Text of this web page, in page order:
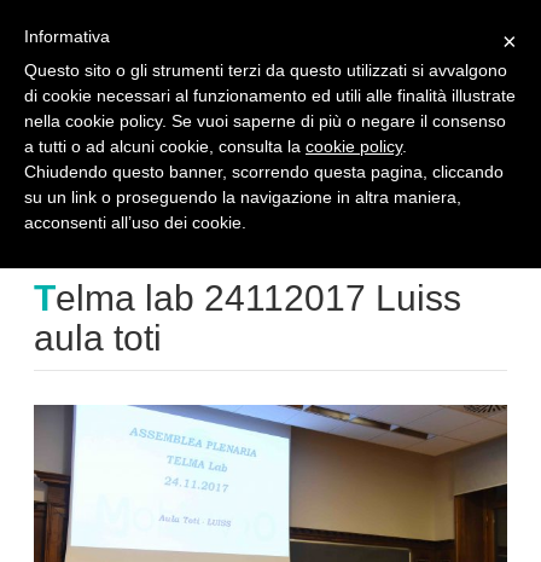
T
o
g
a
i
o
n
Telma lab 24112017 Luiss aula toti
home telma lab 24112017 luiss aula toti
Telma lab 24112017 Luiss
aula toti
×
Informativa
Questo sito o gli strumenti terzi da questo utilizzati si avvalgono
di cookie necessari al funzionamento ed utili alle finalità illustrate
nella cookie policy. Se vuoi saperne di più o negare il consenso
a tutti o ad alcuni cookie, consulta la cookie policy.
Chiudendo questo banner, scorrendo questa pagina, cliccando
su un link o proseguendo la navigazione in altra maniera,
acconsenti all’uso dei cookie.